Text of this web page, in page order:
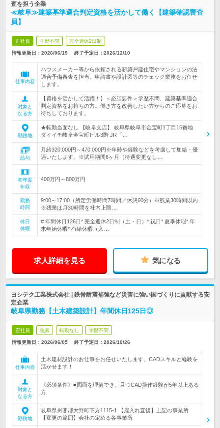
査を担う企業
≪岐阜≫建築基準適合判定資格を活かして働く【建築確認審査
員】
正社員 学歴不問 完全週休2日制
情報更新日：2026/06/19 終了予定日： 2026/12/10
仕事内容
ハウスメーカー等から依頼される新築戸建住宅やマンションの法
適合予備審査を担当。申請書や設計図等のチェック業務をお任せ
します。
対象と
なる方
【資格を活かして活躍！】＜必須要件＞学歴不問、建築基準適合
判定資格をお持ちの方。働き方を改善したい方からのご応募をお
待ちしております。
勤務地
★転勤当面なし 【岐阜支店】 岐阜県岐阜市金宝町1丁目15番地
ダイイチ岐阜金宝町ビル3階 JR「…
給与
月給320,000円～470,000円※年齢や経験などを考慮して加給・優
遇いたします。※試用期間6ヶ月（待遇変更なし…
初年度
年収
400万円～800万円
勤務
時間
9:00～17:00（所定労働時間7時間／休憩60分）※残業30時間以内
※残業は月30時間を社内上限…
休日
休暇
# 年間休日126日* 完全週休2日制（土・日）* 祝日* 夏季休暇* 年
末年始休暇* 有給休暇（入…
求人詳細を見る 気になる
ヨシテク工業株式会社 | 鉄骨耐震補強など災害に強い国づくりに貢献する安
定企業
岐阜県勤務【土木建築設計】年間休日125日◎
正社員 急募 転勤なし 学歴不問
情報更新日：2026/06/05 終了予定日： 2026/10/26
仕事内容
土木建材設計のお仕事をお任せいたします。CADスキルと経験を
活かせます！
対象と
なる方
《必須条件》■図面を理解でき、且つCAD操作経験が5年以上ある
方
勤務地
岐阜県揖斐郡大野町下方1115-1 【雇入れ直後】上記の事業所
【変更の範囲】会社の定める各事業所